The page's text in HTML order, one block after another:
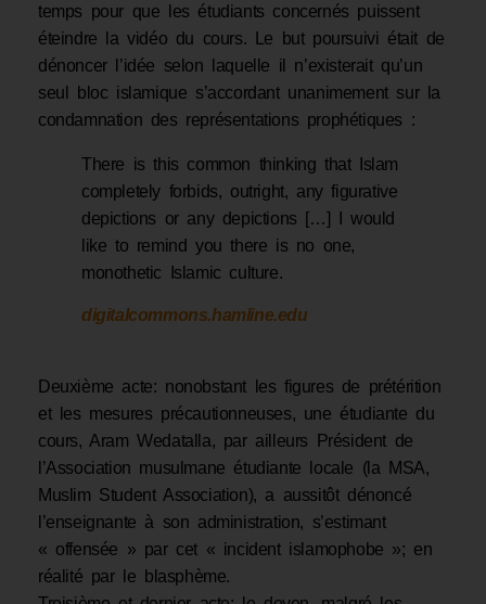
temps pour que les étudiants concernés puissent
éteindre la vidéo du cours. Le but poursuivi était de
dénoncer l’idée selon laquelle il n’existerait qu’un
seul bloc islamique s’accordant unanimement sur la
condamnation des représentations prophétiques :
There is this common thinking that Islam
completely forbids, outright, any figurative
depictions or any depictions […] I would
like to remind you there is no one,
monothetic Islamic culture.
digitalcommons.hamline.edu
Deuxième acte: nonobstant les figures de prétérition
et les mesures précautionneuses, une étudiante du
cours, Aram Wedatalla, par ailleurs Président de
l’Association musulmane étudiante locale (la MSA,
Muslim Student Association), a aussitôt dénoncé
l’enseignante à son administration, s’estimant
« offensée » par cet « incident islamophobe »; en
réalité par le blasphème.